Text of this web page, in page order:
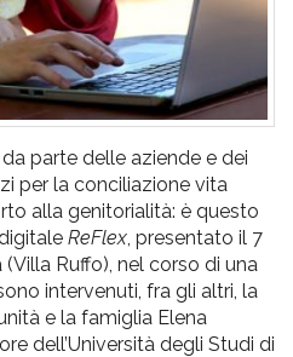
parte delle aziende e dei
per la conciliazione vita
alla genitorialità: è questo
ReFlex , presentato il 7
Ruffo), nel corso di una
intervenuti, fra gli altri, la
e la famiglia Elena
dell’Università degli Studi di